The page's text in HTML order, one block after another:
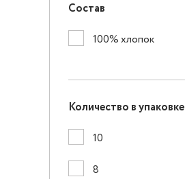
Состав
100% хлопок
Количество в упаковке
10
8